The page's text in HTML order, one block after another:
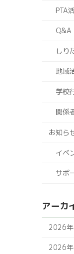
PTA
Q&A
しり
地域
学校
関係
お知ら
イベ
サポ
アーカ
2026
2026